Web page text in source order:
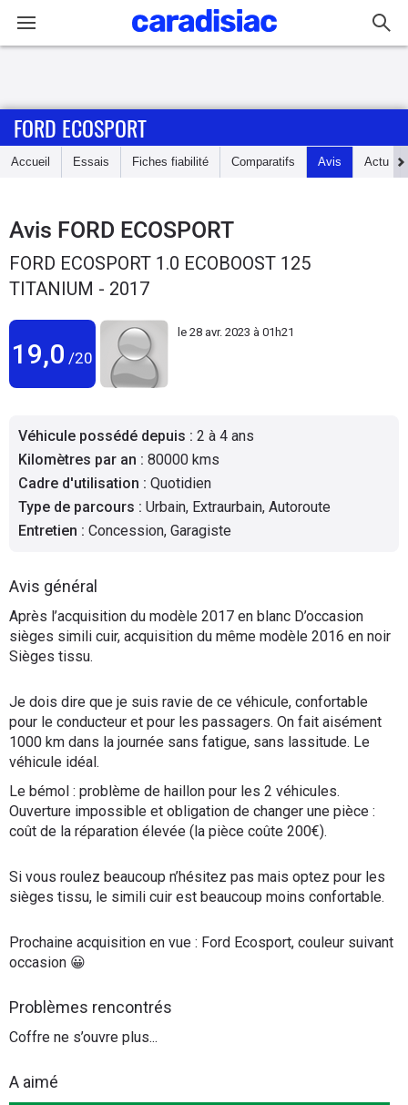
Accueil
Essais
Guide
d'achat
Utilitaires
Flottes
Auto
Services
Moto
Marques
FORD ECOSPORT
Accueil Essais Fiches fiabilité Comparatifs Avis Actu
Avis FORD ECOSPORT
FORD ECOSPORT 1.0 ECOBOOST 125
TITANIUM - 2017
19,0 /20
le 28 avr. 2023 à 01h21
Véhicule possédé depuis : 2 à 4 ans
Kilomètres par an : 80000 kms
Cadre d'utilisation : Quotidien
Type de parcours : Urbain, Extraurbain, Autoroute
Entretien : Concession, Garagiste
Avis général
Après l’acquisition du modèle 2017 en blanc D’occasion
sièges simili cuir, acquisition du même modèle 2016 en noir
Sièges tissu.
Je dois dire que je suis ravie de ce véhicule, confortable
pour le conducteur et pour les passagers. On fait aisément
1000 km dans la journée sans fatigue, sans lassitude. Le
véhicule idéal.
Le bémol : problème de haillon pour les 2 véhicules.
Ouverture impossible et obligation de changer une pièce :
coût de la réparation élevée (la pièce coûte 200€).
Si vous roulez beaucoup n’hésitez pas mais optez pour les
sièges tissu, le simili cuir est beaucoup moins confortable.
Prochaine acquisition en vue : Ford Ecosport, couleur suivant
occasion 😀
Problèmes rencontrés
Coffre ne s’ouvre plus...
A aimé